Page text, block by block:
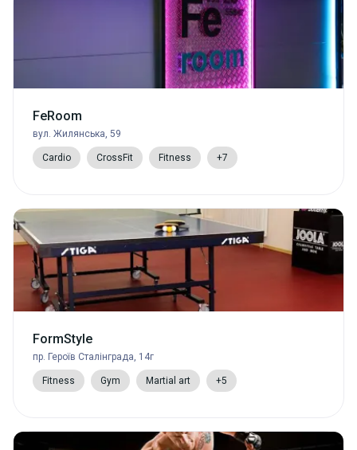
FeRoom
вул. Жилянська, 59
Cardio CrossFit Fitness +7
FormStyle
пр. Героїв Сталінграда, 14г
Fitness Gym Martial art +5